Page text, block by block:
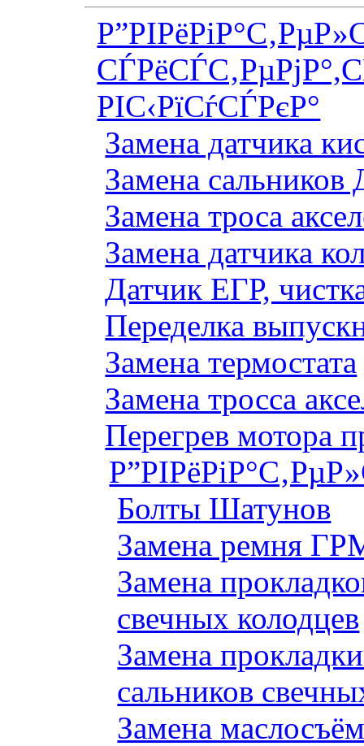
РІС‹РїСѓСЃРєР°
Замена датчика
Замена сальников
Замена троса
Замена датчика
Датчик ЕГР,
Переделка
Замена термостата
Замена тросса
Перегрев мотора
Болты Шатунов
Замена ремня
Замена
свечных колодцев
Замена
сальников
Замена